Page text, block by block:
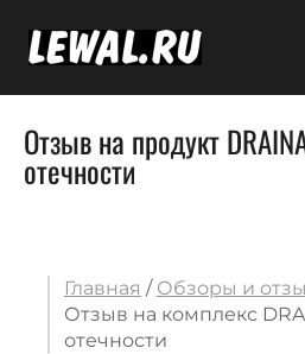
Отзыв на продукт
отечности
Главная / Обзоры и
Отзыв на комплекс
отечности